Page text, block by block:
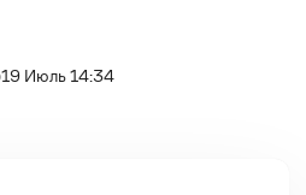
19 Июль 14:34